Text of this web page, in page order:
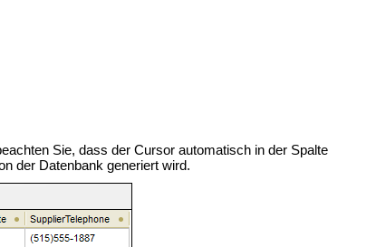
Sie, dass der Cursor automatisch in der Spalte
der Datenbank generiert wird.